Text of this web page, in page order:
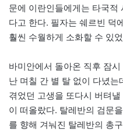
문에 이란인들에게는 타국적
다고 한다. 필자는 쉐르빈 덕
훨씬 수월하게 소화할 수 있
바미안에서 돌아온 직후 잠
난 며칠 간 별 탈 없이 다녔
겪었던 고생을 또다시 버텨
이 떠올랐다. 탈레반의 검문
를 향해 겨눠진 탈레반의 총